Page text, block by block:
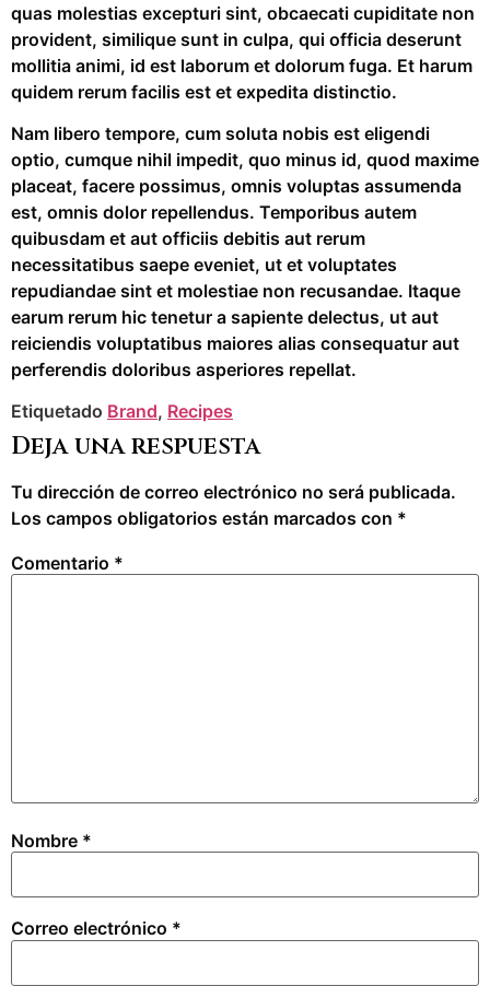
quas molestias excepturi sint, obcaecati cupiditate non
provident, similique sunt in culpa, qui officia deserunt
mollitia animi, id est laborum et dolorum fuga. Et harum
quidem rerum facilis est et expedita distinctio.
Nam libero tempore, cum soluta nobis est eligendi
optio, cumque nihil impedit, quo minus id, quod maxime
placeat, facere possimus, omnis voluptas assumenda
est, omnis dolor repellendus. Temporibus autem
quibusdam et aut officiis debitis aut rerum
necessitatibus saepe eveniet, ut et voluptates
repudiandae sint et molestiae non recusandae. Itaque
earum rerum hic tenetur a sapiente delectus, ut aut
reiciendis voluptatibus maiores alias consequatur aut
perferendis doloribus asperiores repellat.
Etiquetado Brand, Recipes
Deja una respuesta
Tu dirección de correo electrónico no será publicada.
Los campos obligatorios están marcados con *
Comentario *
Nombre *
Correo electrónico *